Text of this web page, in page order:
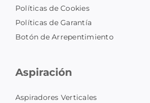
Políticas de Cookies
Políticas de Garantía
Botón de Arrepentimiento
Aspiración
Aspiradores Verticales